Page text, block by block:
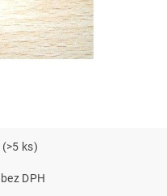
(>5 ks)
53,72 Kč bez DPH